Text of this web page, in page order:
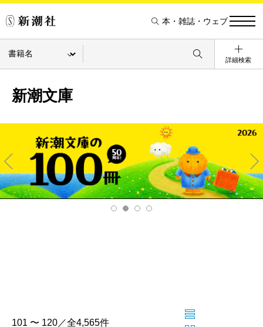
本・雑誌・ウェブ
詳細検索
新潮文庫
Pre
v
Ne
xt
101 〜 120／全4,565件